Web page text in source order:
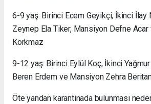
6-9 yaş: Birinci Ecem Geyikçi, İkinci İlay
Zeynep Ela Tiker, Mansiyon Defne
Korkmaz
9-12 yaş: Birinci Eylül Koç, İkinci
Beren Erdem ve Mansiyon Zehra
Öte yandan karantinada bulunması